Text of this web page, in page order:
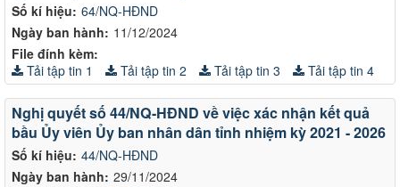
Số kí hiệu: 64/NQ-HĐND
Ngày ban hành: 11/12/2024
File đính kèm:
Tải tập tin 1
Tải tập tin 2 Tải tập tin 3 Tải tập tin 4
Số kí hiệu: 44/NQ-HĐND
Ngày ban hành: 29/11/2024
Nghị quyết số 44/NQ-HĐND về việc xác nhận kết quả
bầu Ủy viên Ủy ban nhân dân tỉnh nhiệm kỳ 2021 - 2026